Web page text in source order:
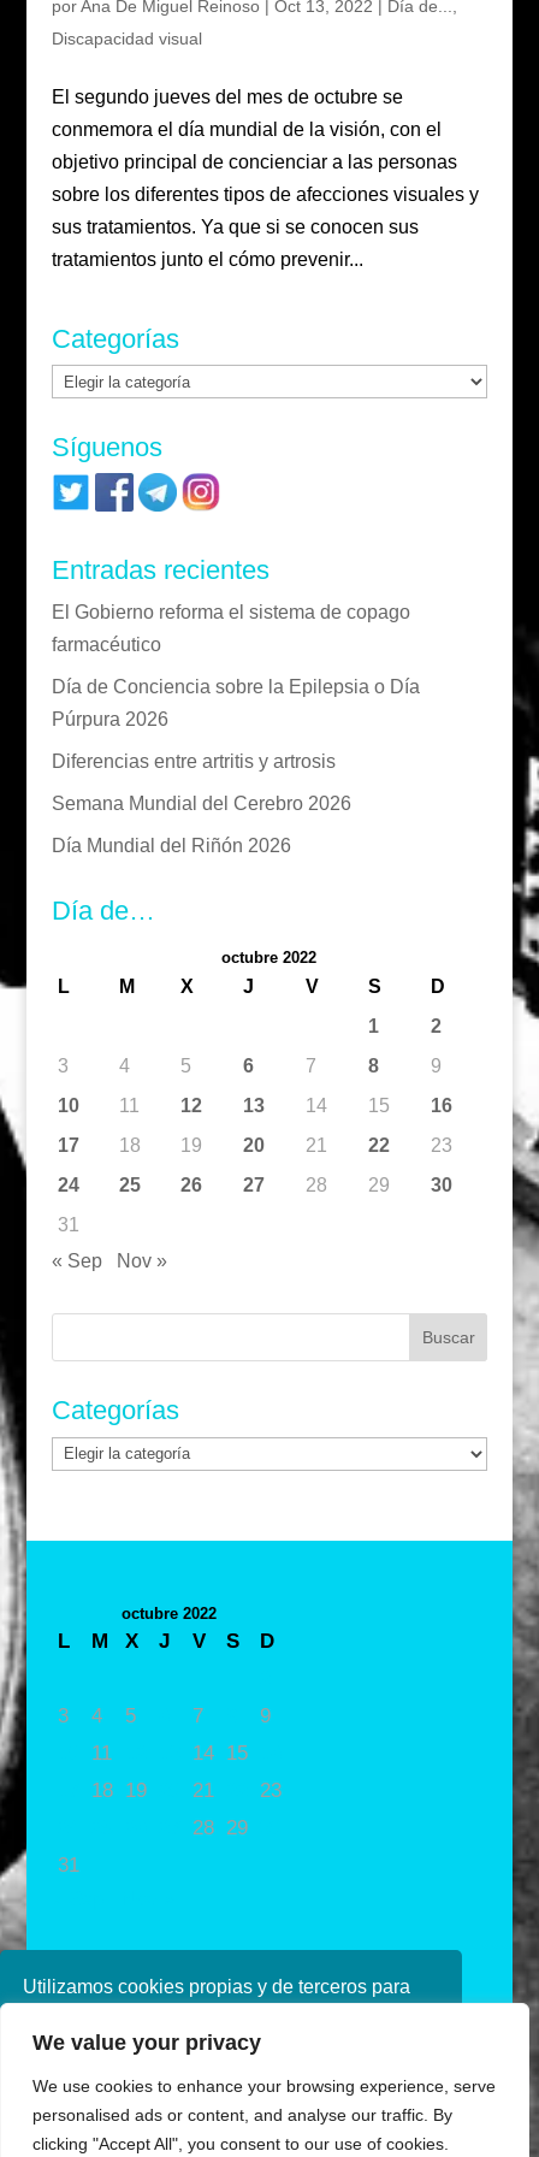
Utilizamos cookies propias y de terceros para
navegando, consideramos que acepta su uso.
política de cookies consulte nuestra
Política de
privacidad
We value your privacy
We use cookies to enhance your browsing experience, serve
personalised ads or content, and analyse our traffic. By
clicking "Accept All", you consent to our use of cookies.
porAna De Miguel Reinoso| Oct 13, 2022 | Día de...
Discapacidad visual
El segundo jueves del mes de octubre se
conmemora el día mundial de la visión, con el
objetivo principal de concienciar a las personas
sobre los diferentes tipos de afecciones visuales y
sus tratamientos. Ya que si se conocen sus
tratamientos junto el cómo prevenir...
Categorías
Categorías
Síguenos
Entradas recientes
El Gobierno reforma el sistema de copago
farmacéutico
Día de Conciencia sobre la Epilepsia o Día
Púrpura 2026
Diferencias entre artritis y artrosis
Semana Mundial del Cerebro 2026
Día Mundial del Riñón 2026
Día de…
octubre 2022
L M X J V S
D
1
2
3
4 5 6 7 8
9
10
11 12 13 14 15
16
17
18 19 20 21 22
23
24
25 26 27 28 29
30
31
« Sep
Nov »
Categorías
Categorías
octubre 2022
L M X J V S
D
3
4 5 7
9
11 14 15
18 19 21
23
28 29
31